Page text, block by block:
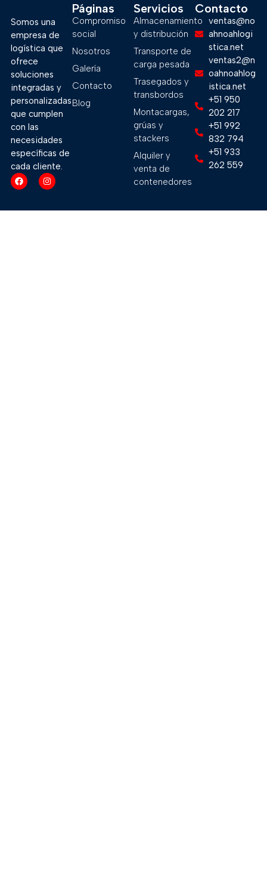
Somos una
empresa de
logística que
ofrece
soluciones
integradas y
personalizadas
que cumplen
con las
necesidades
específicas de
cada cliente.
Páginas
Compromiso
social
Nosotros
Galería
Contacto
Blog
Servicios
Almacenamiento
y distribución
Transporte de
carga pesada
Trasegados y
transbordos
Montacargas,
grúas y
stackers
Alquiler y
venta de
contenedores
Contacto
ventas@no
ahnoahlogi
stica.net
ventas2@n
oahnoahlog
istica.net
+51 950
202 217
+51 992
832 794
+51 933
262 559